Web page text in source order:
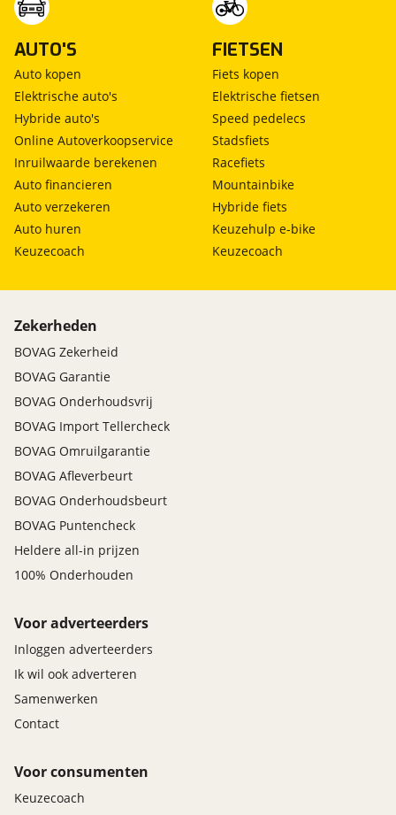
AUTO'S
Auto kopen
Elektrische auto's
Hybride auto's
Online Autoverkoopservice
Inruilwaarde berekenen
Auto financieren
Auto verzekeren
Auto huren
Keuzecoach
FIETSEN
Fiets kopen
Elektrische fietsen
Speed pedelecs
Stadsfiets
Racefiets
Mountainbike
Hybride fiets
Keuzehulp e-bike
Keuzecoach
Zekerheden
BOVAG Zekerheid
BOVAG Garantie
BOVAG Onderhoudsvrij
BOVAG Import Tellercheck
BOVAG Omruilgarantie
BOVAG Afleverbeurt
BOVAG Onderhoudsbeurt
BOVAG Puntencheck
Heldere all-in prijzen
100% Onderhouden
Voor adverteerders
Inloggen adverteerders
Ik wil ook adverteren
Samenwerken
Contact
Voor consumenten
Keuzecoach